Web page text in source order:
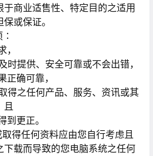
商业适售性、特定目的之适用
或保证。
∶
时提供、安全可靠或不会出错，
确可靠，
得之任何产品、服务、资讯或其
且
更正。
得任何资料应由您自行考虑且
下载而导致的您电脑系统之任何